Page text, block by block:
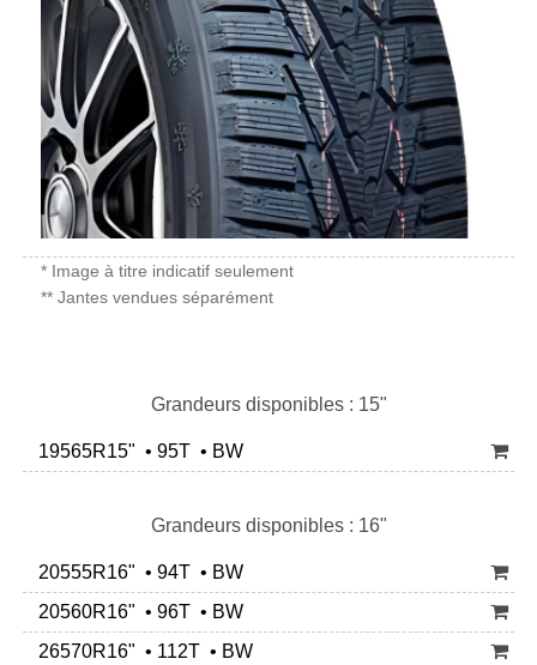
* Image à titre indicatif seulement
** Jantes vendues séparément
Grandeurs disponibles : 15"
19565R15" • 95T • BW
Grandeurs disponibles : 16"
20555R16" • 94T • BW
20560R16" • 96T • BW
26570R16" • 112T • BW